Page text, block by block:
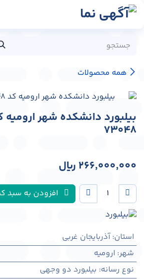
پرش به محتوا
همه محصولات
73048
266,000,000 ﷼
افزودن به سبد
استان:آذربایجان غربی
شهر: اروميه
نوع رسانه: بیلبورد دو وجهی